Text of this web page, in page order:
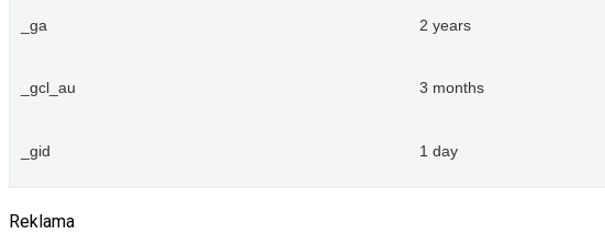
_ga 2 years
_gcl_au 3 months
_gid 1 day
Reklama